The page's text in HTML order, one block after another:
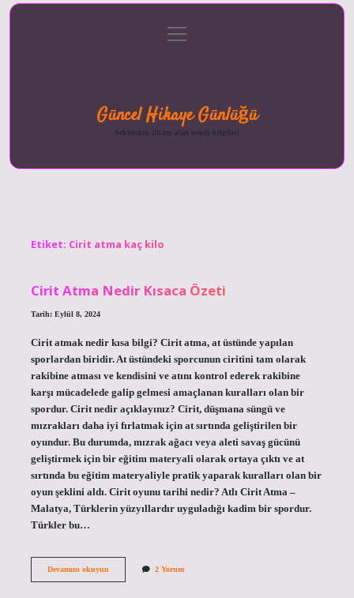
menüyü
aç
Güncel Hikaye Günlüğü
Sektörden ilham alan neşeli bilgiler!
Etiket: Cirit atma kaç kilo
Cirit Atma Nedir Kısaca Özeti
Tarih: Eylül 8, 2024
Cirit atmak nedir kısa bilgi? Cirit atma, at üstünde yapılan
sporlardan biridir. At üstündeki sporcunun ciritini tam olarak
rakibine atması ve kendisini ve atını kontrol ederek rakibine
karşı mücadelede galip gelmesi amaçlanan kuralları olan bir
spordur. Cirit nedir açıklayınız? Cirit, düşmana süngü ve
mızrakları daha iyi fırlatmak için at sırtında geliştirilen bir
oyundur. Bu durumda, mızrak ağacı veya aleti savaş gücünü
geliştirmek için bir eğitim materyali olarak ortaya çıktı ve at
sırtında bu eğitim materyaliyle pratik yaparak kuralları olan bir
oyun şeklini aldı. Cirit oyunu tarihi nedir? Atlı Cirit Atma –
Malatya, Türklerin yüzyıllardır uyguladığı kadim bir spordur.
Türkler bu…
Devamını okuyunCirit
2 Yorum